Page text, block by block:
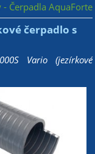
Čerpadla AquaForte
čerpadlo s
Vario (jezírkové